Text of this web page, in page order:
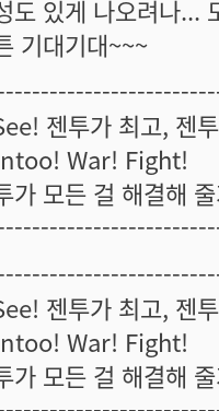
도 있게 나오려나...
기대기대~~~
젠투가 최고, 젠
War! Fight!
가 모든 걸 해결해
젠투가 최고, 젠
War! Fight!
가 모든 걸 해결해